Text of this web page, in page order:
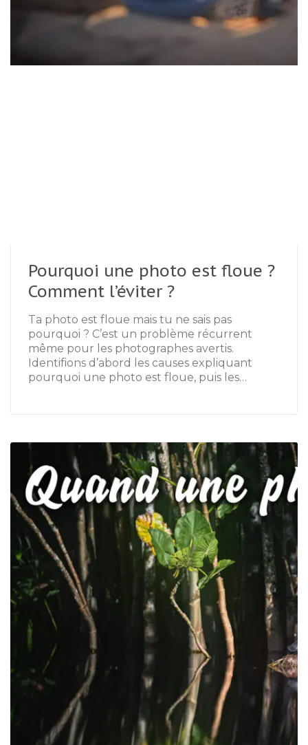
Pourquoi une photo est floue ?
Comment l’éviter ?
Ta photo est floue mais tu ne sais pas
pourquoi ? C’est un problème récurrent
même pour les photographes avertis.
Identifions d’abord les causes expliquant
pourquoi une photo est floue, puis les…